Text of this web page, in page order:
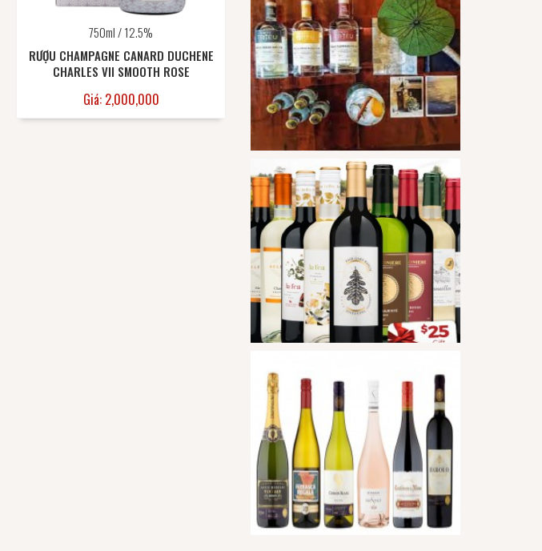
750ml / 12.5%
RƯỢU CHAMPAGNE CANARD DUCHENE
CHARLES VII SMOOTH ROSE
Giá: 2,000,000